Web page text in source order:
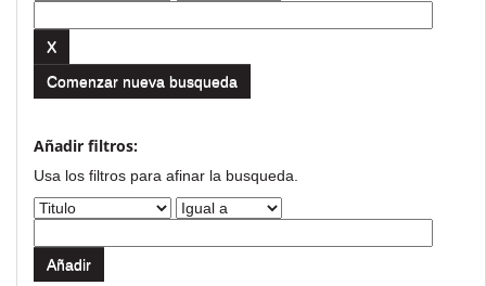
Comenzar nueva busqueda
Añadir filtros:
Usa los filtros para afinar la busqueda.